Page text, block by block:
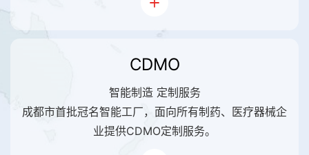
CDMO
智能制造 定制服务
成都市首批冠名智能工厂，面向所有制药、医疗器械企
业提供CDMO定制服务。